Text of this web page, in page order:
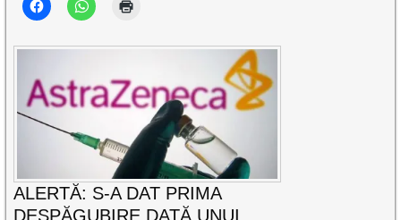
ALERTĂ: S-A DAT PRIMA
DESPĂGUBIRE DATĂ UNUI